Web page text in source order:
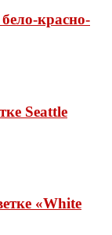
красно-
Seattle
«White